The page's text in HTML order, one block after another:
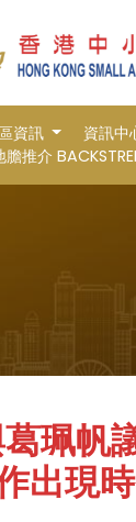
資訊 資訊中
推介
珮帆
出現